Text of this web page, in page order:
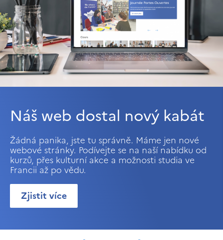
Náš web dostal nový kabát
Žádná panika, jste tu správně. Máme jen nové
webové stránky. Podívejte se na naší nabídku od
kurzů, přes kulturní akce a možnosti studia ve
Francii až po vědu.
Zjistit více